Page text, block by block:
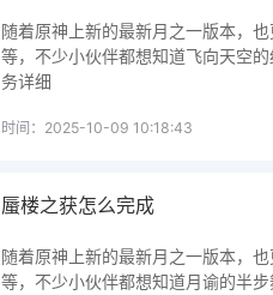
随着原神上新的最新月之一版本，
等，不少小伙伴都想知道飞向天空
务详细
时间：2025-10-09 10:18:43
蜃楼之获怎么完成
随着原神上新的最新月之一版本，
等，不少小伙伴都想知道月谕的半